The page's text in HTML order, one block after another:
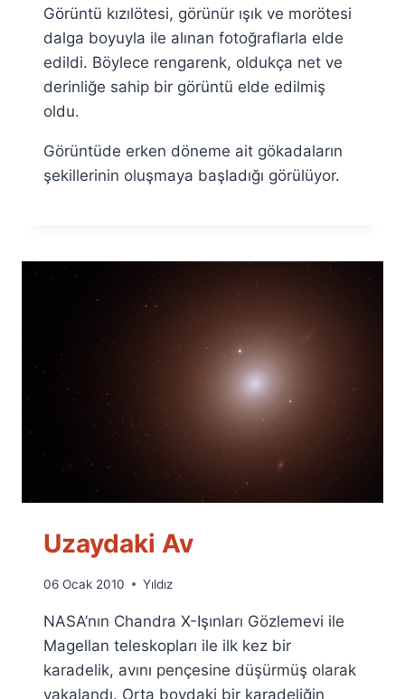
Görüntü kızılötesi, görünür ışık ve morötesi
dalga boyuyla ile alınan fotoğraflarla elde
edildi. Böylece rengarenk, oldukça net ve
derinliğe sahip bir görüntü elde edilmiş
oldu.
Görüntüde erken döneme ait gökadaların
şekillerinin oluşmaya başladığı görülüyor.
Uzaydaki Av
By
Fuat
Özyar
06 Ocak 2010 Yıldız
NASA’nın Chandra X-Işınları Gözlemevi ile
Magellan teleskopları ile ilk kez bir
karadelik, avını pençesine düşürmüş olarak
yakalandı. Orta boydaki bir karadeliğin